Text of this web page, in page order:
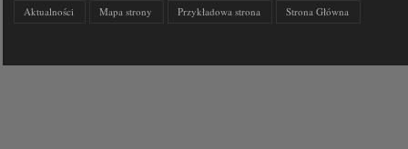
Aktualności Mapa strony Przykładowa strona Strona Główna